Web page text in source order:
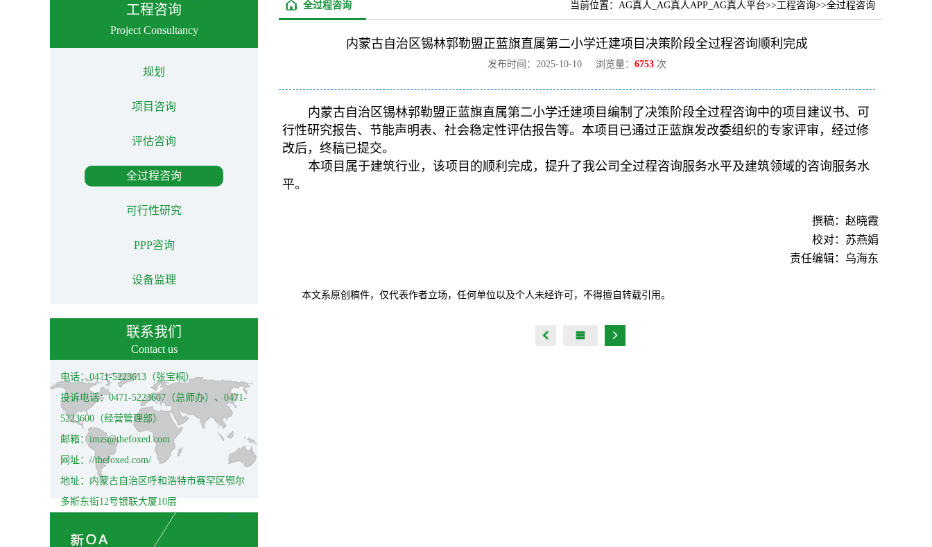
工程咨询
Project Consultancy
规划
项目咨询
评估咨询
全过程咨询
可行性研究
PPP咨询
设备监理
联系我们
Contact us
电话：0471-5223613（张宝桐）
投诉电话：0471-5223607（总师办）、0471-
5223600（经营管理部）
邮箱：imzs@thefoxed.com
网址：//thefoxed.com/
地址：内蒙古自治区呼和浩特市赛罕区鄂尔
多斯东街12号银联大厦10层
当前位置： AG真人_AG真人APP_AG真人平台>>工程咨询>>全过程咨询
全过程咨询
内蒙古自治区锡林郭勒盟正蓝旗直属第二小学迁建项目决策阶段全过程咨询顺利完成
发布时间：2025-10-10 浏览量： 6753 次
内蒙古自治区锡林郭勒盟正蓝旗直属第二小学迁建项目编制了决策阶段全过程咨询中的项目建议书、可
行性研究报告、节能声明表、社会稳定性评估报告等。本项目已通过正蓝旗发改委组织的专家评审，经过修
改后，终稿已提交。
本项目属于建筑行业，该项目的顺利完成，提升了我公司全过程咨询服务水平及建筑领域的咨询服务水
平。
撰稿：赵晓霞
校对：苏燕娟
责任编辑：乌海东
本文系原创稿件，仅代表作者立场，任何单位以及个人未经许可，不得擅自转载引用。